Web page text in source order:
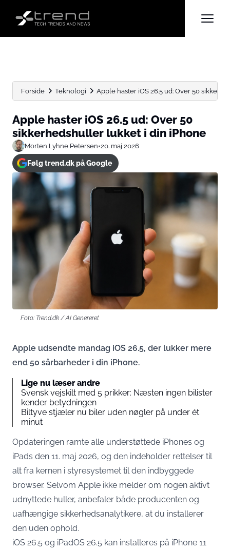
Forside Teknologi Apple haster iOS 26.5 ud: Over 50
Apple haster iOS 26.5 ud: Over 50
sikkerhedshuller lukket i din iPhone
Morten Lyhne Petersen•20. maj 2026
Følg trend.dk på Google
Foto: Trend.dk / AI Genereret
Apple udsendte mandag iOS 26.5, der lukker mere
end 50 sårbarheder i din iPhone.
Lige nu læser andre
Svensk vejskilt med 5 prikker: Næsten ingen bilister
kender betydningen
Biltyve stjæler nu biler uden nøgler på under ét
minut
Opdateringen ramte alle understøttede iPhones og
iPads den 11. maj 2026, og den indeholder rettelser til
alt fra kernen i styresystemet til den indbyggede
browser. Selvom Apple ikke melder om nogen aktivt
udnyttede huller, anbefaler både producenten og
uafhængige sikkerhedsanalytikere, at du installerer
den uden ophold.
iOS 26.5 og iPadOS 26.5 kan installeres på iPhone 11